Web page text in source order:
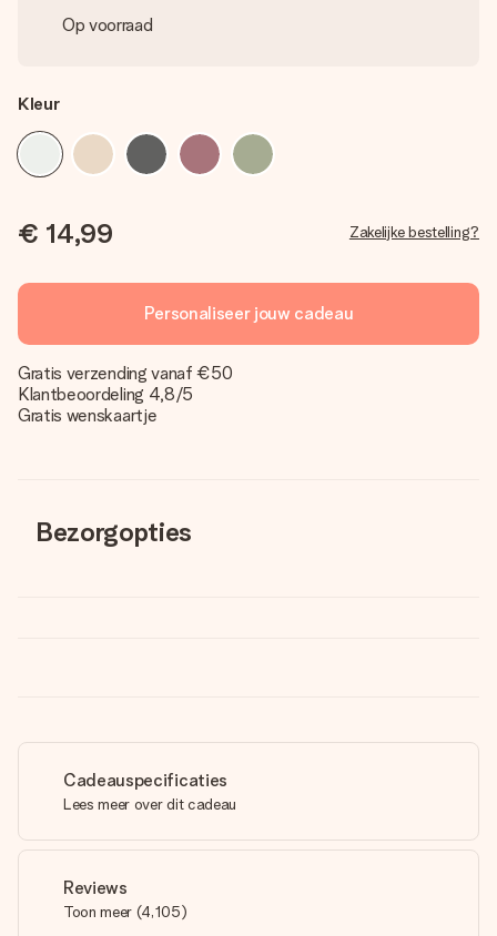
Op voorraad
Kleur
€ 14,99 Zakelijke bestelling?
Personaliseer jouw cadeau
Gratis verzending vanaf €50
Klantbeoordeling 4,8/5
Gratis wenskaartje
Bezorgopties
Cadeauspecificaties
Lees meer over dit cadeau
Reviews
Toon meer (4,105)